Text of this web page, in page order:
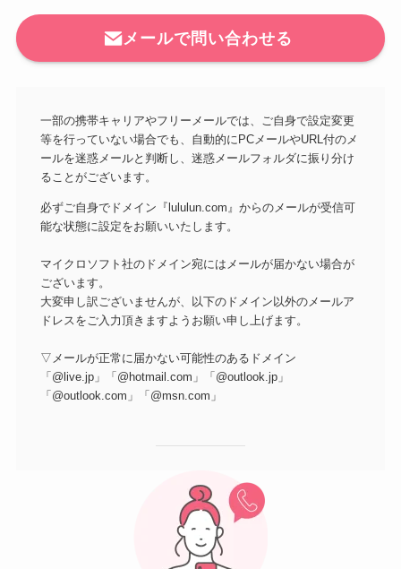
メールで問い合わせる
一部の携帯キャリアやフリーメールでは、ご自身で設定変更
等を行っていない場合でも、自動的にPCメールやURL付のメ
ールを迷惑メールと判断し、迷惑メールフォルダに振り分け
ることがございます。
必ずご自身でドメイン『lululun.com』からのメールが受信可
能な状態に設定をお願いいたします。
マイクロソフト社のドメイン宛にはメールが届かない場合が
ございます。
大変申し訳ございませんが、以下のドメイン以外のメールア
ドレスをご入力頂きますようお願い申し上げます。
▽メールが正常に届かない可能性のあるドメイン
「@live.jp」「@hotmail.com」「@outlook.jp」
「@outlook.com」「@msn.com」